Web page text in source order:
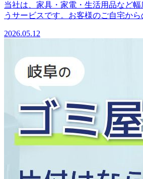
当社は、家具・家電・生活用品など
うサービスです。お客様のご自宅から
2026.05.12